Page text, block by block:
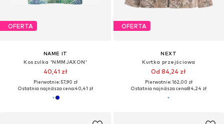
OFERTA
NAME IT
Koszulka 'NMMJAXON'
40,41 zł
Pierwotnie: 57,90 zł
Ostatnia najniższa cena:40,41 zł
OFERTA
NEXT
Kurtka przejściowa
Od 84,24 zł
Pierwotnie: 162,00 zł
Ostatnia najniższa cena:84,24 zł